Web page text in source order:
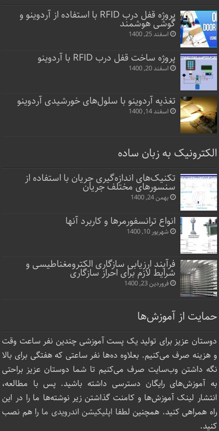
پروژه قفل‌ درب RFID با استفاده از آردوینو و
گوشی هوشمند
اسفند 25, 1400
پروژه ساخت قفل‌ درب RFID با آردوینو
اسفند 20, 1400
تغذیه آردوینو با سلول‌های خورشیدی آردوینو
اسفند 14, 1400
الکترونیک به زبان ساده
تکنیک‌های اندازه‌گیری جریان با استفاده از
سنسورهای مختلف جریان
بهمن 24, 1400
انواع ترانسفورمرها و کاربرد آنها
شهریور 10, 1400
فرآیند ارزیابی سازگاری الکترومغناطیسی و
شرایط لازم برای احراز سازگاری
فروردین 23, 1400
حمایت از آموزش‌ها
دوستان عزیز برای تولید یک پست آموزشی چندین نفر ساعت‌ وقت
و هزینه صرف می‌کنیم. بعلاوه ده‌ها نفر ساعتی که هفتگی برای بالا
نگه داشتن وب‌سایت صرف ‌می‌کنیم تا شما دوستان عزیز براحتی
به آموزش‌های رایگان دسترسی داشته باشید. پس با مطالعه،
انتشار لینک‌ آموزش‌ها و کامنت گذاشتن زیر نوشته‌‌ها ما را در این
راه همراهی کنید. همچنین لطفا اپلیکیشن اندرویدی ما را هم نصب
کنید.